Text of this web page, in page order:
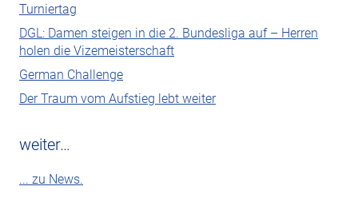
Turniertag
DGL: Damen steigen in die 2. Bundesliga auf – Herren
holen die Vizemeisterschaft
German Challenge
Der Traum vom Aufstieg lebt weiter
weiter…
... zu News.